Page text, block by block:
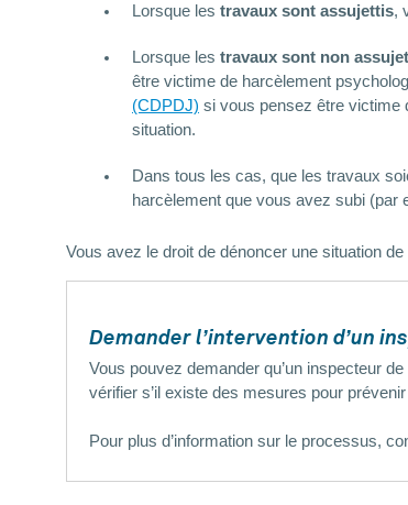
Lorsque les travaux sont assujettis,
Lorsque les travaux sont non
être victime de harcèlement
(CDPDJ) si vous pensez être victime
situation.
Dans tous les cas, que les travaux
harcèlement que vous avez subi
Vous avez le droit de dénoncer une situation
Demander l’intervention d’un
Vous pouvez demander qu’un inspecteur
vérifier s’il existe des mesures pour
Pour plus d’information sur le processus,